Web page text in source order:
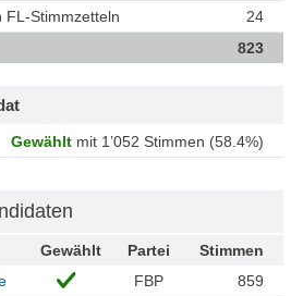
FL-Stimmzetteln
24
823
Gewählt mit 1’052 Stimmen (58.4%)
Gewählt Partei
Stimmen
FBP
859